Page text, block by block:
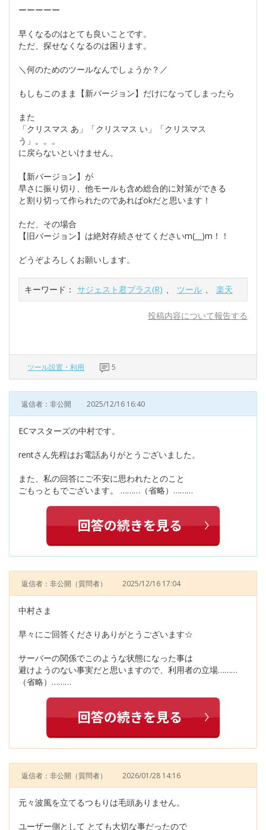
ーーーーー
早くなるのはとても良いことです。
ただ、探せなくなるのは困ります。
＼何のためのツールなんでしょうか？／
もしもこのまま【新バージョン】だけになってしまったら
また
「クリスマス あ」「クリスマス い」「クリスマス
う」。。。
に戻らないといけません。
【新バージョン】が
早さに振り切り、他モールも含め総合的に対策ができる
と割り切って作られたのであればokだと思います！
ただ、その場合
【旧バージョン】は絶対存続させてくださいm(__)m！！
どうぞよろしくお願いします。
キーワード： サジェスト君プラス(R) 、 ツール 、 楽天
投稿内容について報告する
ツール設置・利用 5
返信者：非公開 2025/12/16 16:40
ECマスターズの中村です。
rentさん先程はお電話ありがとうございました。
また、私の回答にご不安に思われたとのこと
ごもっともでございます。 ………（省略）………
返信者：非公開 （質問者） 2025/12/16 17:04
中村さま
早々にご回答くださりありがとうございます☆
サーバーの関係でこのような状態になった事は
避けようのない事実だと思いますので、利用者の立場………
（省略）………
返信者：非公開 （質問者） 2026/01/28 14:16
元々波風を立てるつもりは毛頭ありません。
ユーザー側として とても大切な事だったので